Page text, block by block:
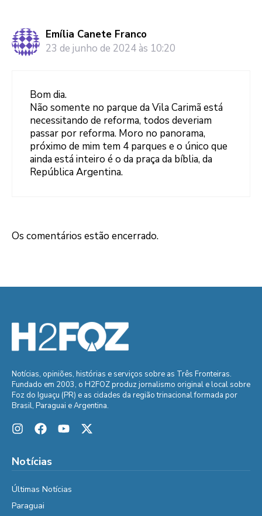
Emília Canete Franco
23 de junho de 2024 às 10:20
Bom dia.
Não somente no parque da Vila Carimã está
necessitando de reforma, todos deveriam
passar por reforma. Moro no panorama,
próximo de mim tem 4 parques e o único que
ainda está inteiro é o da praça da bíblia, da
República Argentina.
Os comentários estão encerrado.
Notícias, opiniões, histórias e serviços sobre as Três Fronteiras.
Fundado em 2003, o H2FOZ produz jornalismo original e local sobre
Foz do Iguaçu (PR) e as cidades da região trinacional formada por
Brasil, Paraguai e Argentina.
Notícias
Últimas Notícias
Paraguai